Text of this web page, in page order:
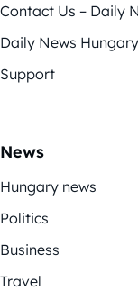
Contact Us – Daily
Daily News
Support
News
Hungary news
Politics
Business
Travel